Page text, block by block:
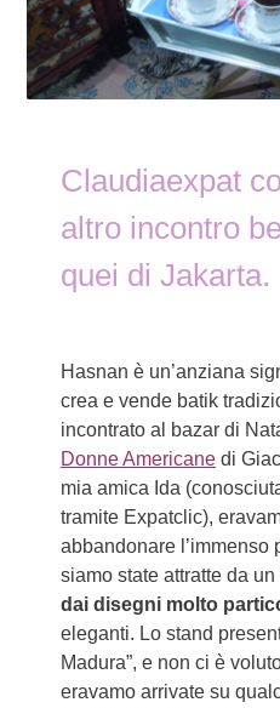
Claudiaexpat
altro incontro
quei di Jakarta.
Hasnan è un’anziana
crea e vende batik
incontrato al bazar di
Donne Americane di
mia amica Ida
tramite Expatclic),
abbandonare l’immenso
siamo state attratte da
dai disegni molto
eleganti. Lo stand
Madura”, e non ci è
eravamo arrivate su